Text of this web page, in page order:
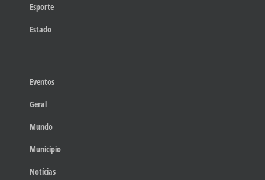
Esporte
Estado
Eventos
Geral
Mundo
Município
Notícias